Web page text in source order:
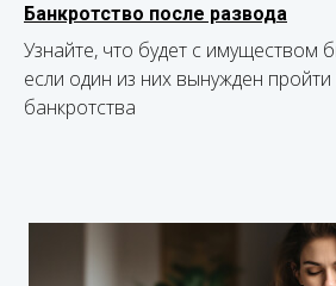
Банкротство после развода
Узнайте, что будет с имуществом
если один из них вынужден
банкротства